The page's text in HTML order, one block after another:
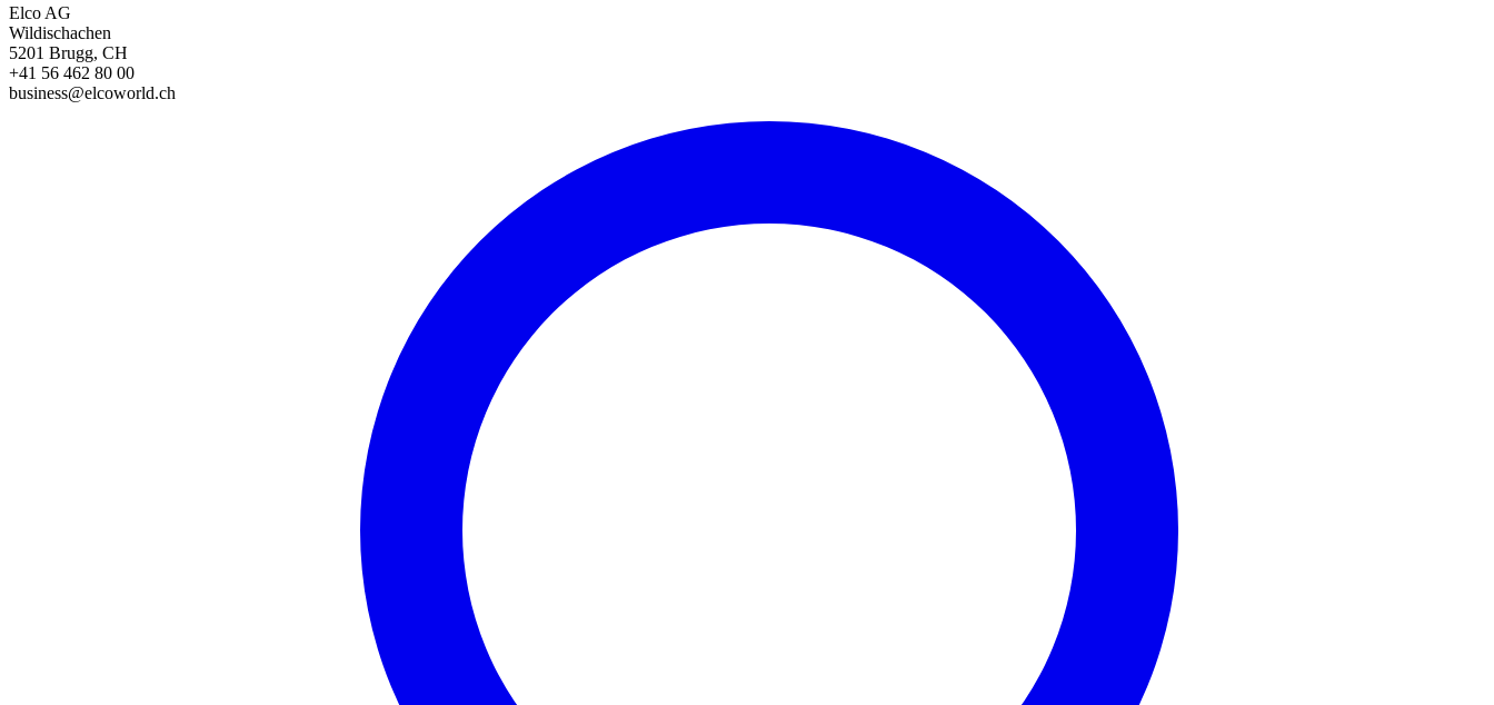
Elco AG
Wildischachen
5201 Brugg, CH
+41 56 462 80 00
business@elcoworld.ch